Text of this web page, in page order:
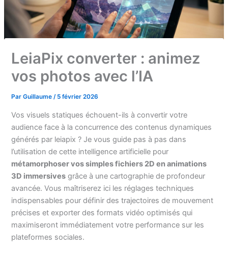
LeiaPix converter : animez
vos photos avec l’IA
ParGuillaume/ 5 février 2026
Vos visuels statiques échouent-ils à convertir votre
audience face à la concurrence des contenus dynamiques
générés par leiapix ? Je vous guide pas à pas dans
l’utilisation de cette intelligence artificielle pour
métamorphoser vos simples fichiers 2D en animations
3D immersives grâce à une cartographie de profondeur
avancée. Vous maîtriserez ici les réglages techniques
indispensables pour définir des trajectoires de mouvement
précises et exporter des formats vidéo optimisés qui
maximiseront immédiatement votre performance sur les
plateformes sociales.